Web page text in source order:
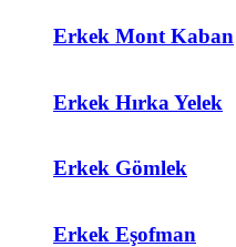
Erkek Mont Kaban
Erkek Hırka Yelek
Erkek Gömlek
Erkek Eşofman